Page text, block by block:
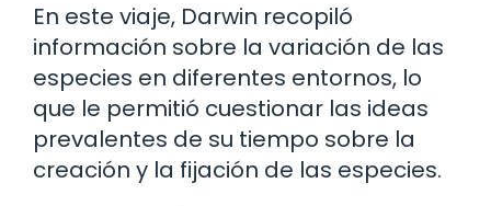
En este viaje, Darwin recopiló
información sobre la variación de las
especies en diferentes entornos, lo
que le permitió cuestionar las ideas
prevalentes de su tiempo sobre la
creación y la fijación de las especies.